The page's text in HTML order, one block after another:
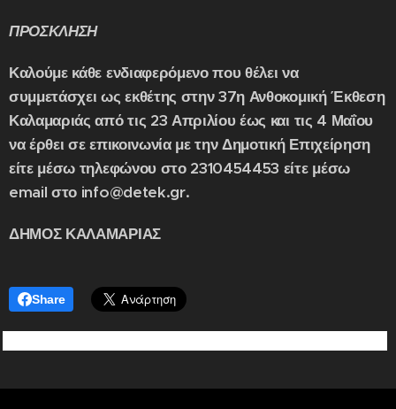
ΠΡΟΣΚΛΗΣΗ
Καλούμε κάθε ενδιαφερόμενο που θέλει να
συμμετάσχει ως εκθέτης στην 37η Ανθοκομική Έκθεση
Καλαμαριάς από τις 23 Απριλίου έως και τις 4 Μαΐου
να έρθει σε επικοινωνία με την Δημοτική Επιχείρηση
είτε μέσω τηλεφώνου στο 2310454453 είτε μέσω
email στο info@detek.gr.
ΔΗΜΟΣ ΚΑΛΑΜΑΡΙΑΣ
Share